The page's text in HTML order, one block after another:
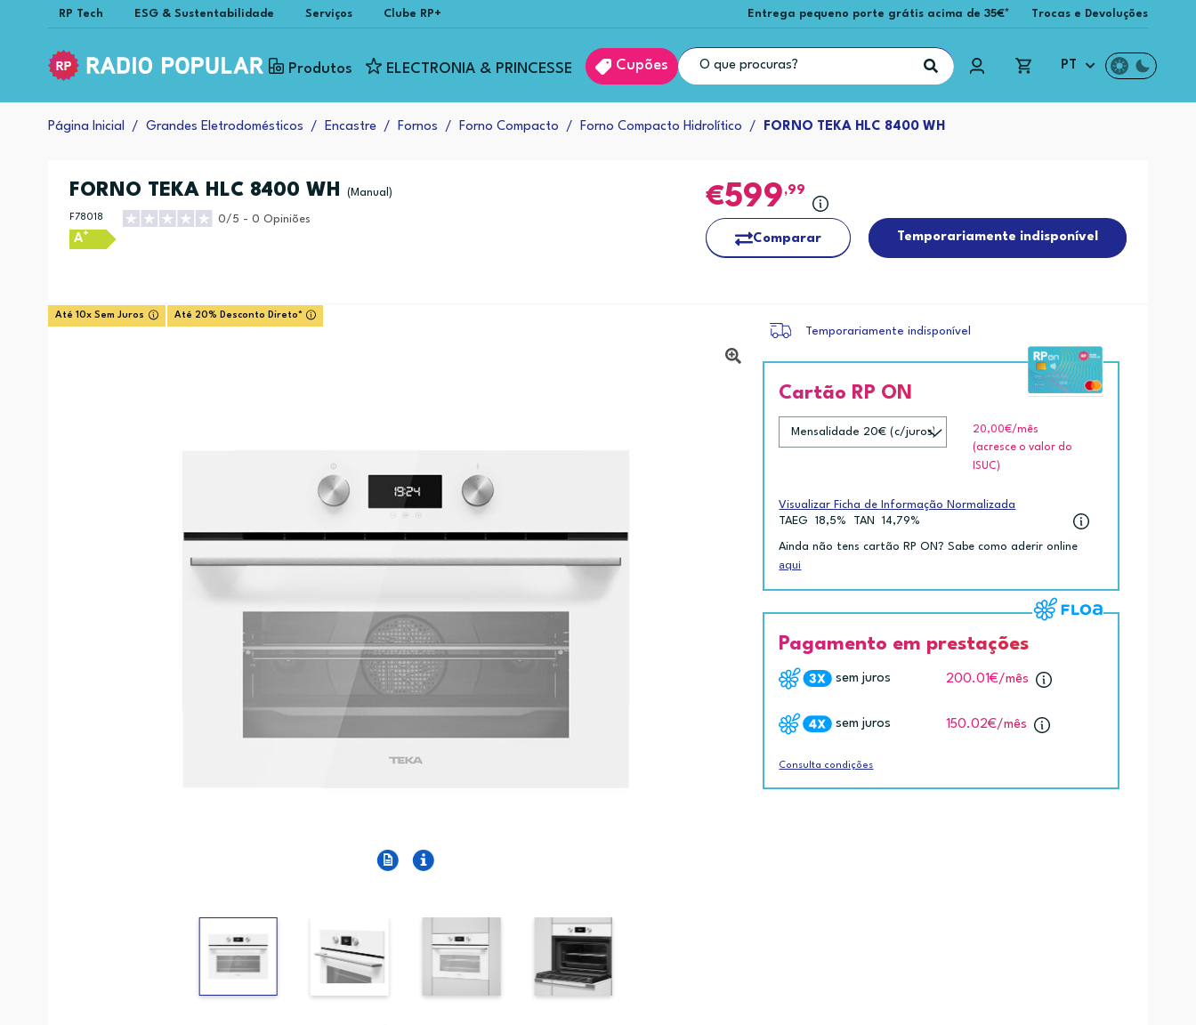
RP Tech ESG & Sustentabilidade Serviços Clube RP+ Entrega pequeno porte grátis acima de 35€* Trocas e Devoluções
Produtos ELECTRONIA & PRINCESSE Cupões PT
Página Inicial Grandes Eletrodomésticos Encastre Fornos Forno Compacto Forno Compacto Hidrolítico FORNO TEKA HLC 8400 WH
FORNO TEKA HLC 8400 WH (Manual)
F78018 0/5 - 0 Opiniões
A+
599 ,99
Comparar Temporariamente indisponível
Até 10x Sem Juros Até 20% Desconto Direto*
Temporariamente indisponível
Cartão RP ON
20,00€/mês
(acresce o valor do
ISUC)
Visualizar Ficha de Informação Normalizada
TAEG
18,5% TAN 14,79%
Ainda não tens cartão RP ON? Sabe como aderir online
aqui
Pagamento em prestações
sem juros 200.01€/mês
sem juros 150.02€/mês
Consulta condições